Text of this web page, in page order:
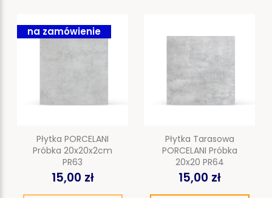
Płytka PORCELANI
Próbka 20x20x2cm
PR63
15,00 zł
na zamówienie
Płytka Tarasowa
PORCELANI Próbka
20x20 PR64
15,00 zł